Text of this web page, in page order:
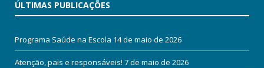
ÚLTIMAS PUBLICAÇÕES
Programa Saúde na Escola 14 de maio de 2026
Atenção, pais e responsáveis! 7 de maio de 2026